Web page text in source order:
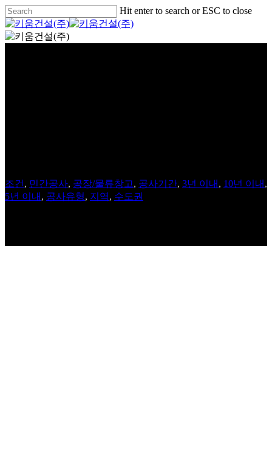
Skip
to
main
content
Hit enter to search or ESC to close
Close
Search
Menu
조건 , 민간공사, 공장/물류창고, 공사기간, 3년 이내 , 10년 이내 ,
5년 이내 , 공사유형, 지역, 수도권